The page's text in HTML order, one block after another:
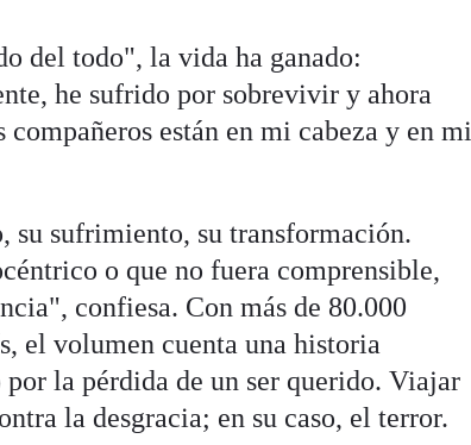
del todo", la vida ha ganado:
he sufrido por sobrevivir y ahora
están en mi cabeza y en mi
su sufrimiento, su transformación.
o que no fuera comprensible,
confiesa. Con más de 80.000
el volumen cuenta una historia
la pérdida de un ser querido. Viajar
la desgracia; en su caso, el terror.